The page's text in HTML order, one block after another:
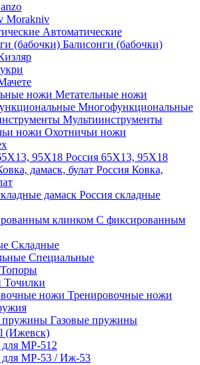
Morakniv
Автоматические
Балисонги (бабочки)
Метательные ножи
Многофункциональные
Мультиинструменты
Охотничьи ножи
Россия 65Х13, 95Х18
Россия Ковка,
Россия складные
С фиксированным
Складные
Специальные
Топоры
Точилки
Тренировочные ножи
Газовые пружины
(Ижевск)
МР-512
МР-53 / Иж-53